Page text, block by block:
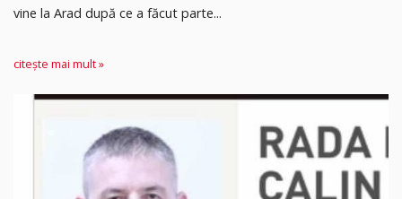
vine la Arad după ce a făcut parte...
citește mai mult »